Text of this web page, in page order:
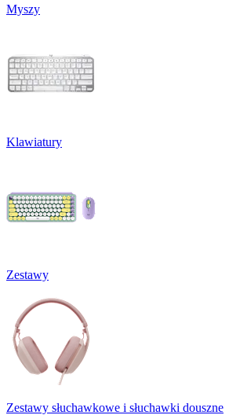
Myszy
Klawiatury
Zestawy
Zestawy słuchawkowe i słuchawki douszne